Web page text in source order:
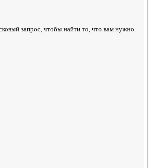
запрос, чтобы найти то, что вам нужно.